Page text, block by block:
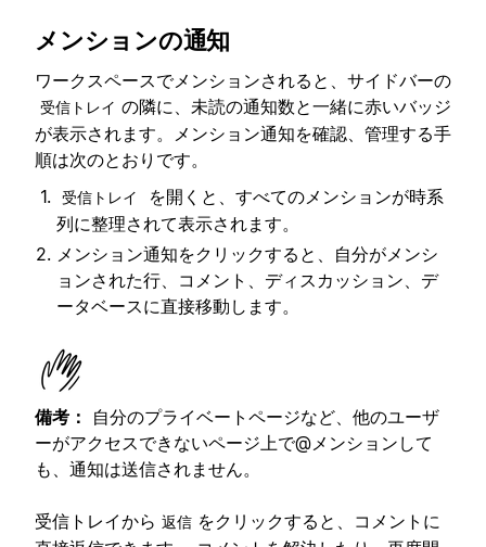
メンションの通知
ワークスペースでメンションされると、サイドバーの
受信トレイ の隣に、未読の通知数と一緒に赤いバッジ
が表示されます。メンション通知を確認、管理する手
順は次のとおりです。
受信トレイ
を開くと、すべてのメンションが時系
列に整理されて表示されます。
メンション通知をクリックすると、自分がメンシ
ョンされた行、コメント、ディスカッション、デ
ータベースに直接移動します。
備考：
自分のプライベートページなど、他のユーザ
ーがアクセスできないページ上で@メンションして
も、通知は送信されません。
受信トレイから 返信 をクリックすると、コメントに